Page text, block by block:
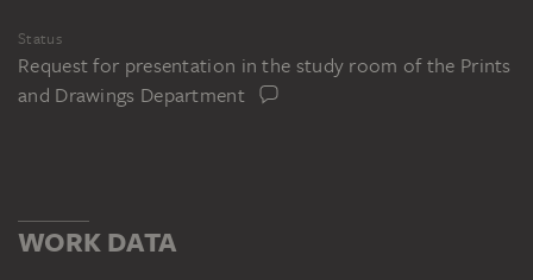
Status
Request for presentation in the study room of the Prints
and Drawings Department
WORK DATA